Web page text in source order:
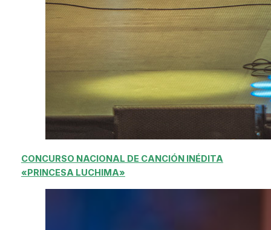
CONCURSO NACIONAL DE CANCIÓN INÉDITA
«PRINCESA LUCHIMA»